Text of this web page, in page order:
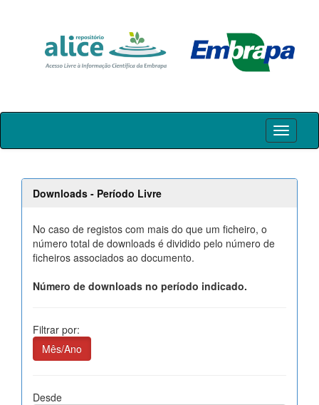
Skip
Downloads - Período Livre
No caso de registos com mais do que um ficheiro, o
número total de downloads é dividido pelo número de
ficheiros associados ao documento.
Número de downloads no período indicado.
Filtrar por:
Mês/Ano
Desde